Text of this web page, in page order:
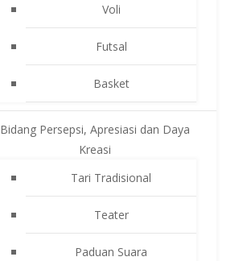
Voli
Futsal
Basket
Bidang Persepsi, Apresiasi dan Daya
Kreasi
Tari Tradisional
Teater
Paduan Suara